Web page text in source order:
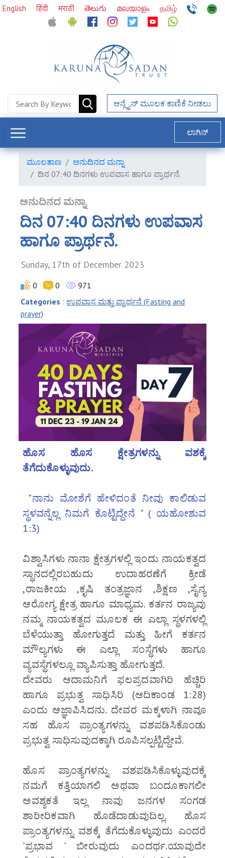
English हिंदी मराठी తెలుగు മലയാളം தமிழ்
ಆನ್ಲೈನ್ ಮೂಲಕ ಕಾಣಿಕೆ ನೀಡಲು
ಲಾಗಿನ್
ಮೂಲತಾಣ
ಅನುದಿನದ ಮನ್ನಾ
ದಿನ 07:40 ದಿನಗಳು ಉಪವಾಸ ಹಾಗೂ ಪ್ರಾರ್ಥನೆ.
ಅನುದಿನದ ಮನ್ನಾ
ದಿನ 07:40 ದಿನಗಳು ಉಪವಾಸ
ಹಾಗೂ ಪ್ರಾರ್ಥನೆ.
Sunday, 17th of December 2023
0 0
971
Categories : ಉಪವಾಸ ಮತ್ತು ಪ್ರಾರ್ಥನೆ (Fasting and
prayer)
ಹೊಸ ಹೊಸ ಕ್ಷೇತ್ರಗಳನ್ನು ವಶಕ್ಕೆ
ತೆಗೆದುಕೊಳ್ಳುವುದು.
"ನಾನು ಮೋಶೆಗೆ ಹೇಳಿದಂತೆ ನೀವು ಕಾಲಿಡುವ
ಸ್ಥಳವನ್ನೆಲ್ಲ ನಿಮಗೆ ಕೊಟ್ಟಿದ್ದೇನೆ " ( ಯಹೋಶುವ
1:3)
ವಿಶ್ವಾಸಿಗಳು ನಾನಾ ಕ್ಷೇತ್ರಗಳಲ್ಲಿ ಇಂದು ನಾಯಕತ್ವದ
ಸ್ಥಾನದಲ್ಲಿರಬಹುದು ಉದಾಹರಣೆಗೆ ಕ್ರೀಡೆ
,ರಾಜಕೀಯ ,ಕೃಷಿ ತಂತ್ರಜ್ಞಾನ ,ಶಿಕ್ಷಣ ,ಸೈನ್ಯ
ಆರೋಗ್ಯ ಕ್ಷೇತ್ರ ಹಾಗೂ ಮಾಧ್ಯಮ. ಕರ್ತನ ರಾಜ್ಯವು
ನಮ್ಮ ನಾಯಕತ್ವದ ಮೂಲಕ ಈ ಎಲ್ಲಾ ಸ್ಥಳಗಳಲ್ಲಿ
ಬೆಳೆಯುತ್ತಾ ಹೋಗುತ್ತದೆ ಮತ್ತು ಹೀಗೆ ಕರ್ತನ
ಮೌಲ್ಯಗಳು ಈ ಎಲ್ಲಾ ಸಂಸ್ಥೆಗಳು ಹಾಗೂ
ವ್ಯವಸ್ಥೆಗಳಲ್ಲೂ ವ್ಯಾಪಿಸುತ್ತಾ ಹೋಗುತ್ತದೆ.
ದೇವರು ಆದಾಮನಿಗೆ ಫಲಪ್ರದವಾಗಿರಿ ಹೆಚ್ಚಿರಿ
ಹಾಗೂ ಪ್ರಭುತ್ವ ಸಾಧಿಸಿರಿ (ಆದಿಕಾಂಡ 1:28)
ಎಂದು ಆಜ್ಞಾಪಿಸಿದನು. ದೇವರ ಮಕ್ಕಳಾಗಿ ನಾವೂ
ಸಹ ಹೊಸ ಪ್ರಾಂತ್ಯಗಳನ್ನು ವಶಪಡಿಸಿಕೊಂಡು
ಪ್ರಭುತ್ವ ಸಾಧಿಸುವುದಕ್ಕಾಗಿ ರೂಪಿಸಲ್ಪಟ್ಟಿದ್ದೇವೆ.
ಹೊಸ ಪ್ರಾಂತ್ಯಗಳನ್ನು ವಶಪಡಿಸಿಕೊಳ್ಳುವುದಕ್ಕೆ
ನಮಗೆ ಕತ್ತಿಯಾಗಲಿ ಅಥವಾ ಬಂದೂಕಾಗಲೀ
ಅವಶ್ಯಕತೆ ಇಲ್ಲ ನಾವು ಜನಗಳ ಸಂಗಡ
ಶಾರೀರಿಕವಾಗಿ ಹೊಡೆದಾಡುವುದಿಲ್ಲ. ಹೊಸ
ಪ್ರಾಂತ್ಯಗಳನ್ನು ವಶಕ್ಕೆ ತೆಗೆದುಕೊಳ್ಳುವುದು ಎಂದರೆ
'ಪ್ರಭಾವ ' ಬೀರುವುದು ಎಂದರ್ಥ.ಯಾವುದೇ